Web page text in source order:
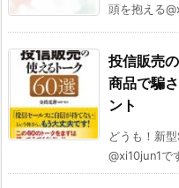
頭を抱える
投信販売
商品で騙
ント
どうも！新
@xi10jun1で